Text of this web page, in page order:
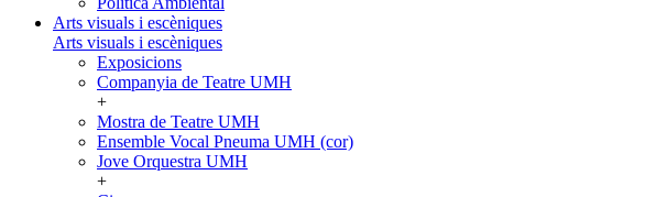
Arts visuals i escèniques
Arts visuals i escèniques
Exposicions
Companyia de Teatre UMH
+
Mostra de Teatre UMH
Ensemble Vocal Pneuma UMH (cor)
Jove Orquestra UMH
+